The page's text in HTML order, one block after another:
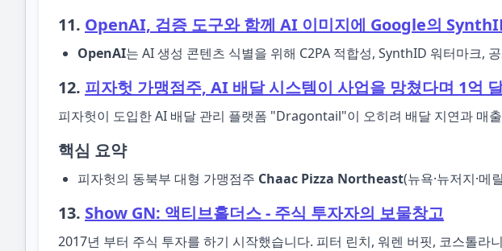
11. OpenAI, 검증 도구와 함께 AI 이미지에 Google의
OpenAI는 AI 생성 콘텐츠 식별을 위해 C2PA 적합성, SynthID 워터마크,
12. 피자헛 가맹점주, AI 배달 시스템이 사업을 망쳤다며 1억
피자헛이 도입한 AI 배달 관리 플랫폼 "Dragontail"이 오히려 배달 지연과 매
핵심 요약
피자헛의 동북부 대형 가맹점주 Chaac Pizza Northeast(뉴욕·뉴저지·메
13. Show GN: 액티브홀더스 - 주식 투자자의 보물창고
2017년 부터 주식 투자를 하기 시작했습니다. 피터 린치, 워렌 버핏, 코스톨라